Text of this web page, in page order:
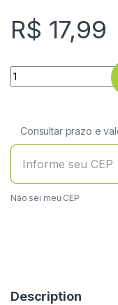
R$ 17,99
Quantity
Consultar prazo e
Não sei meu CEP
Description